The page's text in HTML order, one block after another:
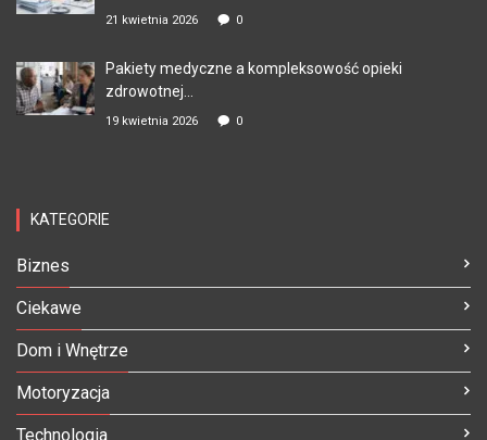
21 kwietnia 2026 0
Pakiety medyczne a kompleksowość opieki
zdrowotnej...
19 kwietnia 2026 0
KATEGORIE
Biznes
Ciekawe
Dom i Wnętrze
Motoryzacja
Technologia